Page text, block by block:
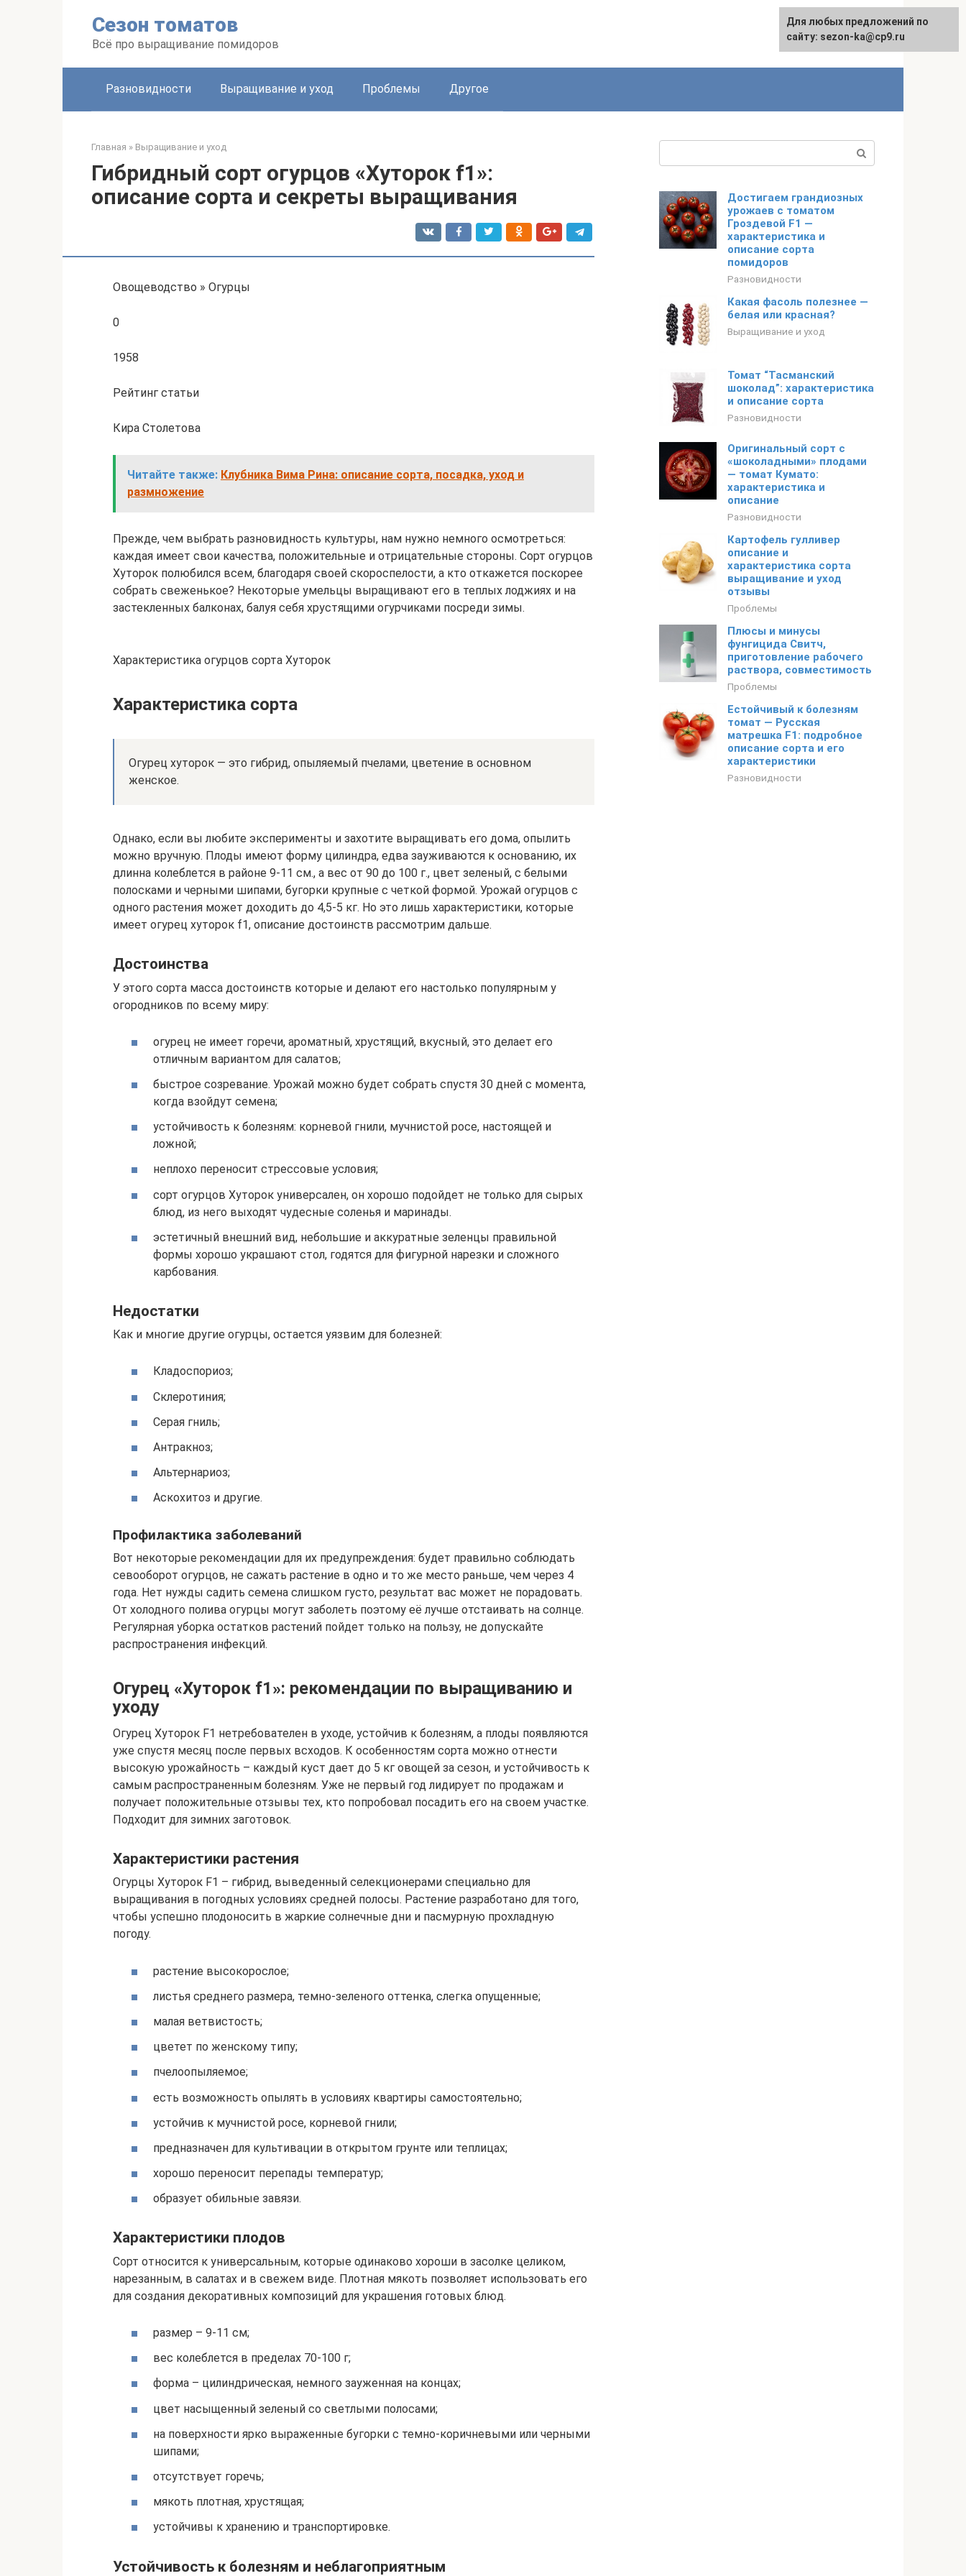
Сезон томатов
Всё про выращивание помидоров
Разновидности Выращивание и уход Проблемы Другое
Главная » Выращивание и уход
Гибридный сорт огурцов «Хуторок f1»:
описание сорта и секреты выращивания
Овощеводство » Огурцы
0
1958
Рейтинг статьи
Кира Столетова
Читайте также: Клубника Вима Рина: описание сорта, посадка, уход и
размножение
Прежде, чем выбрать разновидность культуры, нам нужно немного осмотреться:
каждая имеет свои качества, положительные и отрицательные стороны. Сорт огурцов
Хуторок полюбился всем, благодаря своей скороспелости, а кто откажется поскорее
собрать свеженькое? Некоторые умельцы выращивают его в теплых лоджиях и на
застекленных балконах, балуя себя хрустящими огурчиками посреди зимы.
Характеристика огурцов сорта Хуторок
Характеристика сорта
Огурец хуторок — это гибрид, опыляемый пчелами, цветение в основном
женское.
Однако, если вы любите эксперименты и захотите выращивать его дома, опылить
можно вручную. Плоды имеют форму цилиндра, едва зауживаются к основанию, их
длинна колеблется в районе 9-11 см., а вес от 90 до 100 г., цвет зеленый, с белыми
полосками и черными шипами, бугорки крупные с четкой формой. Урожай огурцов с
одного растения может доходить до 4,5-5 кг. Но это лишь характеристики, которые
имеет огурец хуторок f1, описание достоинств рассмотрим дальше.
Достоинства
У этого сорта масса достоинств которые и делают его настолько популярным у
огородников по всему миру:
огурец не имеет горечи, ароматный, хрустящий, вкусный, это делает его
отличным вариантом для салатов;
быстрое созревание. Урожай можно будет собрать спустя 30 дней с момента,
когда взойдут семена;
устойчивость к болезням: корневой гнили, мучнистой росе, настоящей и
ложной;
неплохо переносит стрессовые условия;
сорт огурцов Хуторок универсален, он хорошо подойдет не только для сырых
блюд, из него выходят чудесные соленья и маринады.
эстетичный внешний вид, небольшие и аккуратные зеленцы правильной
формы хорошо украшают стол, годятся для фигурной нарезки и сложного
карбования.
Недостатки
Как и многие другие огурцы, остается уязвим для болезней:
Кладоспориоз;
Склеротиния;
Серая гниль;
Антракноз;
Альтернариоз;
Аскохитоз и другие.
Профилактика заболеваний
Вот некоторые рекомендации для их предупреждения: будет правильно соблюдать
севооборот огурцов, не сажать растение в одно и то же место раньше, чем через 4
года. Нет нужды садить семена слишком густо, результат вас может не порадовать.
От холодного полива огурцы могут заболеть поэтому её лучше отстаивать на солнце.
Регулярная уборка остатков растений пойдет только на пользу, не допускайте
распространения инфекций.
Огурец «Хуторок f1»: рекомендации по выращиванию и
уходу
Огурец Хуторок F1 нетребователен в уходе, устойчив к болезням, а плоды появляются
уже спустя месяц после первых всходов. К особенностям сорта можно отнести
высокую урожайность – каждый куст дает до 5 кг овощей за сезон, и устойчивость к
самым распространенным болезням. Уже не первый год лидирует по продажам и
получает положительные отзывы тех, кто попробовал посадить его на своем участке.
Подходит для зимних заготовок.
Характеристики растения
Огурцы Хуторок F1 – гибрид, выведенный селекционерами специально для
выращивания в погодных условиях средней полосы. Растение разработано для того,
чтобы успешно плодоносить в жаркие солнечные дни и пасмурную прохладную
погоду.
растение высокорослое;
листья среднего размера, темно-зеленого оттенка, слегка опущенные;
малая ветвистость;
цветет по женскому типу;
пчелоопыляемое;
есть возможность опылять в условиях квартиры самостоятельно;
устойчив к мучнистой росе, корневой гнили;
предназначен для культивации в открытом грунте или теплицах;
хорошо переносит перепады температур;
образует обильные завязи.
Характеристики плодов
Сорт относится к универсальным, которые одинаково хороши в засолке целиком,
нарезанным, в салатах и в свежем виде. Плотная мякоть позволяет использовать его
для создания декоративных композиций для украшения готовых блюд.
размер – 9-11 см;
вес колеблется в пределах 70-100 г;
форма – цилиндрическая, немного зауженная на концах;
цвет насыщенный зеленый со светлыми полосами;
на поверхности ярко выраженные бугорки с темно-коричневыми или черными
шипами;
отсутствует горечь;
мякоть плотная, хрустящая;
устойчивы к хранению и транспортировке.
Устойчивость к болезням и неблагоприятным
Достигаем грандиозных
урожаев с томатом
Гроздевой F1 —
характеристика и
описание сорта
помидоров
Разновидности
Какая фасоль полезнее —
белая или красная?
Выращивание и уход
Томат “Тасманский
шоколад”: характеристика
и описание сорта
Разновидности
Оригинальный сорт с
«шоколадными» плодами
— томат Кумато:
характеристика и
описание
Разновидности
Картофель гулливер
описание и
характеристика сорта
выращивание и уход
отзывы
Проблемы
Плюсы и минусы
фунгицида Свитч,
приготовление рабочего
раствора, совместимость
Проблемы
Eстойчивый к болезням
томат — Русская
матрешка F1: подробное
описание сорта и его
характеристики
Разновидности
Для любых предложений по
сайту: sezon-ka@cp9.ru